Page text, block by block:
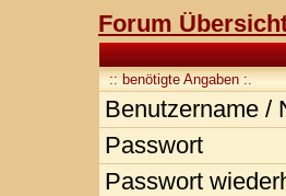
Forum
:: benötigte Angaben :.
Benutzername /
Passwort
Passwort